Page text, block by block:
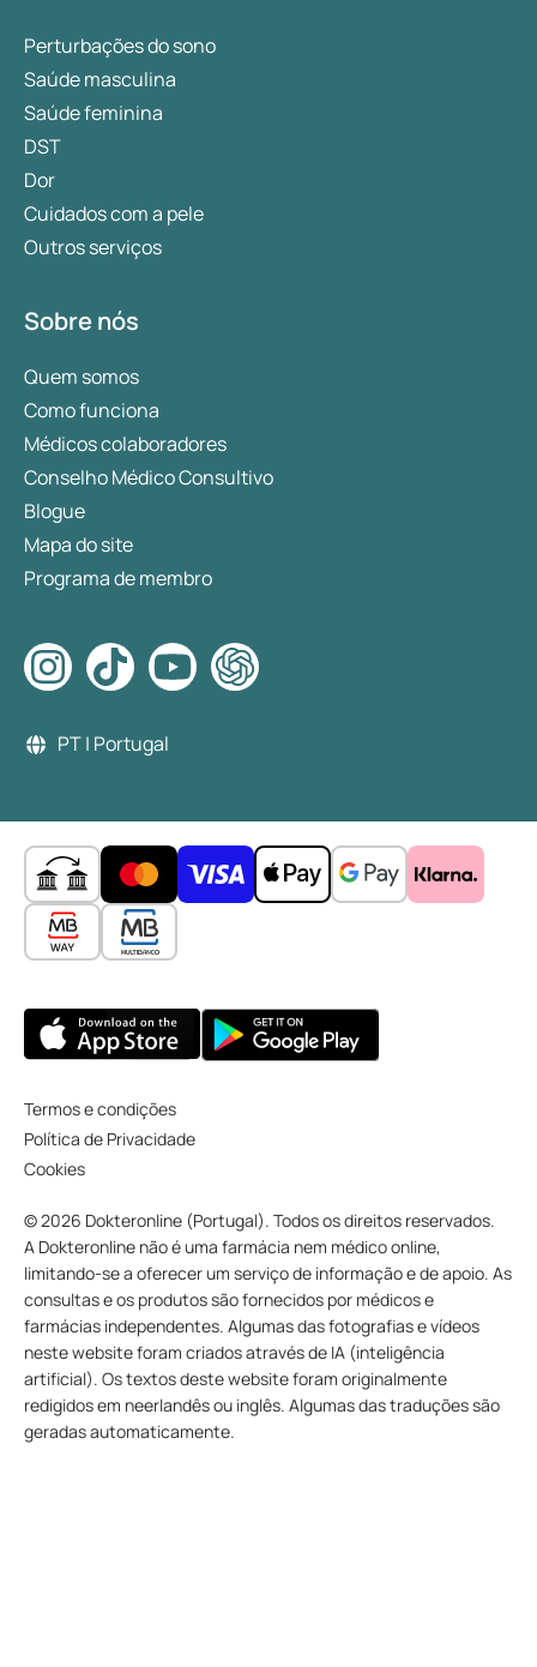
Perturbações do sono
Saúde masculina
Saúde feminina
DST
Dor
Cuidados com a pele
Outros serviços
Sobre nós
Quem somos
Como funciona
Médicos colaboradores
Conselho Médico Consultivo
Blogue
Mapa do site
Programa de membro
PT | Portugal
Termos e condições
Política de Privacidade
Cookies
© 2026 Dokteronline (Portugal). Todos os direitos reservados.
A Dokteronline não é uma farmácia nem médico online,
limitando-se a oferecer um serviço de informação e de apoio. As
consultas e os produtos são fornecidos por médicos e
farmácias independentes. Algumas das fotografias e vídeos
neste website foram criados através de IA (inteligência
artificial). Os textos deste website foram originalmente
redigidos em neerlandês ou inglês. Algumas das traduções são
geradas automaticamente.